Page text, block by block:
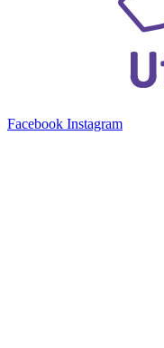
Facebook Instagram